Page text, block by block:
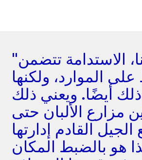
"بالنسبة لنا، الاستدامة تتضمن
الموارد، ولكنها
ذلك أيضًا. ويعني ذلك
مزارع الألبان حتى
القادم إدارتها
هو بالضبط المكان